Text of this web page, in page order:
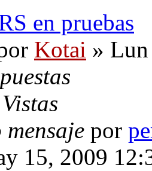
en pruebas
Kotai »
Vistas
por
15, 2009